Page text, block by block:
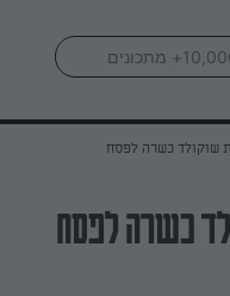
שוקולד כשרה לפסח
כשרה לפסח